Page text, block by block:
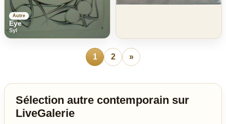
Autre
Eye
Syl
1 2 »
Sélection autre contemporain sur
LiveGalerie